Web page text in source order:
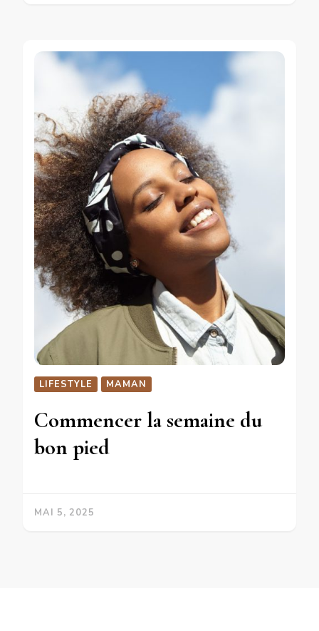
LIFESTYLE MAMAN
Commencer la semaine du
bon pied
MAI 5, 2025